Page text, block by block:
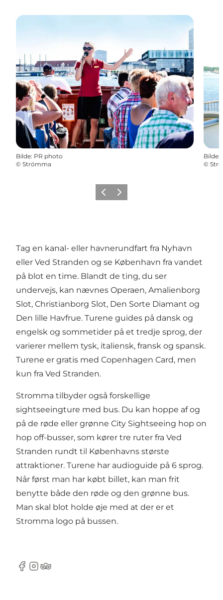
Bilde: PR photo
© Strömma
Bilde:
©
ForrigeNeste
Tag en kanal- eller havnerundfart fra Nyhavn
eller Ved Stranden og se København fra vandet
på blot en time. Blandt de ting, du ser
undervejs, kan nævnes Operaen, Amalienborg
Slot, Christianborg Slot, Den Sorte Diamant og
Den lille Havfrue. Turene guides på dansk og
engelsk og sommetider på et tredje sprog, der
varierer mellem tysk, italiensk, fransk og spansk.
Turene er gratis med Copenhagen Card, men
kun fra Ved Stranden.
Stromma tilbyder også forskellige
sightseeingture med bus. Du kan hoppe af og
på de røde eller grønne City Sightseeing hop on
hop off-busser, som kører tre ruter fra Ved
Stranden rundt til Københavns største
attraktioner. Turene har audioguide på 6 sprog.
Når først man har købt billet, kan man frit
benytte både den røde og den grønne bus.
Man skal blot holde øje med at der er et
Stromma logo på bussen.
Facebook
Instagram
Tripadvisor